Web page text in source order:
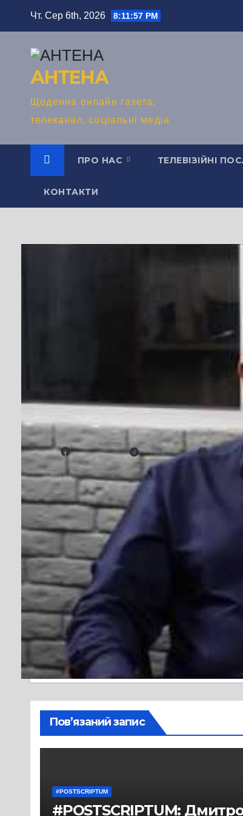
Чт. Сер 6th, 2026 8:11:58 PM
АНТЕНА
Щоденна онлайн газета,
телеканал, соціальні медіа
ПРО НАС ТЕЛЕВІЗІЙНІ
КОНТАКТИ
P.S.: Чи
##PS,#P.S.
Віктор Борисов та Олег Бурячок
Надіслати друзям
Facebook Telegram Друк
Навігація
записів
#POSTSCRIPTUM: Уряд
самоврядуванню для того, щоб
обличчя”?
antenna
Пов’язаний запис
#POSTSCRIPTUM
#POSTSCRIPTUM: